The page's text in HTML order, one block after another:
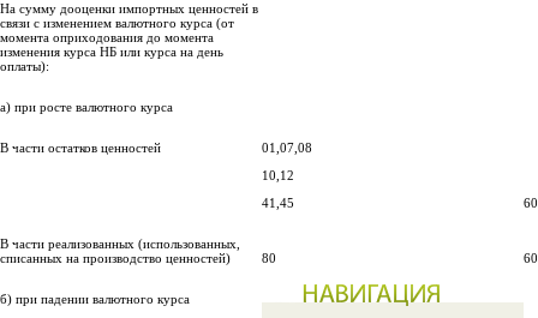
На сумму дооценки импортных ценностей в
связи с изменением валютного курса (от
момента оприходования до момента
изменения курса НБ или курса на день
оплаты):
а) при росте валютного курса
В части остатков ценностей
01,07,08
10,12
41,45
В части реализованных (использованных,
списанных на производство ценностей)
80
б) при падении валютного курса